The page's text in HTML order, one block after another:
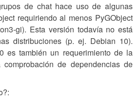
de chat hace uso de algunas
requiriendo al menos PyGObject
gi). Esta versión todavía no está
distribuciones (p. ej. Debian 10).
es también un requerimiento de la
de dependencias de